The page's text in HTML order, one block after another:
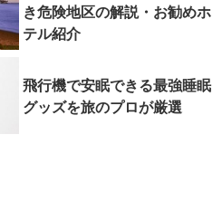
き危険地区の解説・お勧めホ
テル紹介
飛行機で安眠できる最強睡眠
グッズを旅のプロが厳選